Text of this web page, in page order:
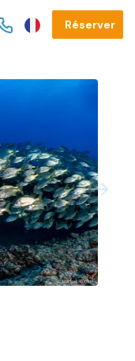
Réserver
Next